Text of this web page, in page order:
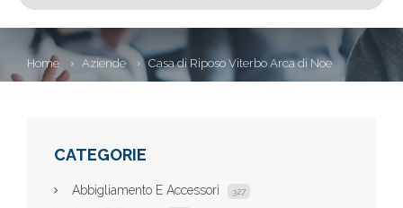
Home Aziende Casa di Riposo Viterbo Arca di Noe
CATEGORIE
Abbigliamento E Accessori 327